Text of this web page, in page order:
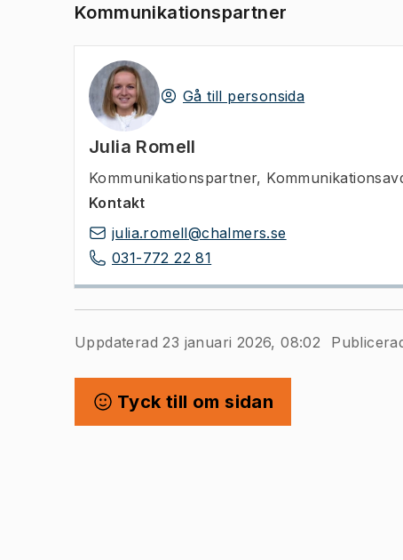
Kommunikationspartner
Gå till personsida
Julia Romell
Kommunikationspartner,
Kontakt
julia.romell@chalmers.se
031-772 22 81
Uppdaterad 23 januari 2026, 08:02
Tyck till om sidan